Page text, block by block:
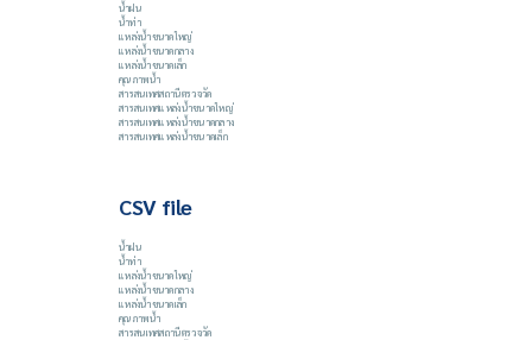
น้ำฝน
น้ำท่า
แหล่งน้ำขนาดใหญ่
แหล่งน้ำขนาดกลาง
แหล่งน้ำขนาดเล็ก
คุณภาพน้ำ
สารสนเทศสถานีตรวจวัด
สารสนเทศแหล่งน้ำขนาดใหญ่
สารสนเทศแหล่งน้ำขนาดกลาง
สารสนเทศแหล่งน้ำขนาดเล็ก
CSV file
น้ำฝน
น้ำท่า
แหล่งน้ำขนาดใหญ่
แหล่งน้ำขนาดกลาง
แหล่งน้ำขนาดเล็ก
คุณภาพน้ำ
สารสนเทศสถานีตรวจวัด